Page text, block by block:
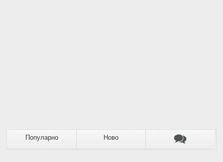
Популарно Ново